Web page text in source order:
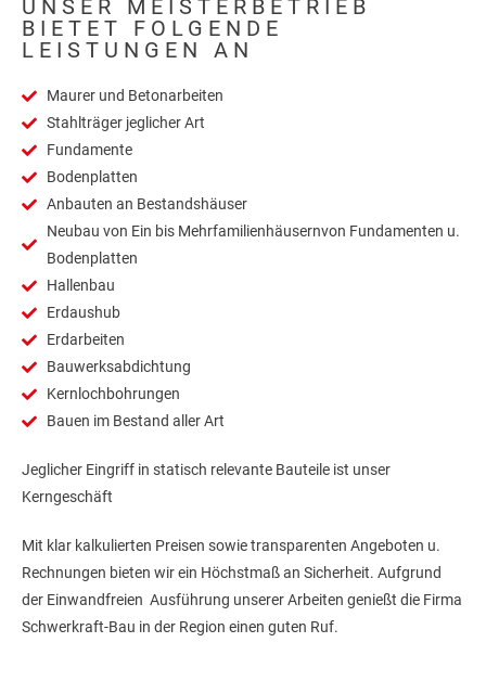
UNSER MEISTERBETRIEB
BIETET FOLGENDE
LEISTUNGEN AN
Maurer und Betonarbeiten
Stahlträger jeglicher Art
Fundamente
Bodenplatten
Anbauten an Bestandshäuser
Neubau von Ein bis Mehrfamilienhäusernvon Fundamenten u.
Bodenplatten
Hallenbau
Erdaushub
Erdarbeiten
Bauwerksabdichtung
Kernlochbohrungen
Bauen im Bestand aller Art
Jeglicher Eingriff in statisch relevante Bauteile ist unser
Kerngeschäft
Mit klar kalkulierten Preisen sowie transparenten Angeboten u.
Rechnungen bieten wir ein Höchstmaß an Sicherheit. Aufgrund
der Einwandfreien Ausführung unserer Arbeiten genießt die Firma
Schwerkraft-Bau in der Region einen guten Ruf.